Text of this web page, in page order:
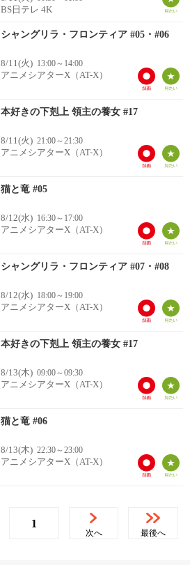
BS日テレ 4K
シャングリラ・フロンティア #05・#06
8/11(火) 13:00～14:00
アニメシアターX（AT-X）
本好きの下剋上 領主の養女 #17
8/11(火) 21:00～21:30
アニメシアターX（AT-X）
猫と竜 #05
8/12(水) 16:30～17:00
アニメシアターX（AT-X）
シャングリラ・フロンティア #07・#08
8/12(水) 18:00～19:00
アニメシアターX（AT-X）
本好きの下剋上 領主の養女 #17
8/13(木) 09:00～09:30
アニメシアターX（AT-X）
猫と竜 #06
8/13(木) 22:30～23:00
アニメシアターX（AT-X）
1
次へ 最後へ